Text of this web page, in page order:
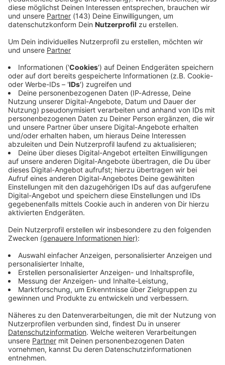
Rock im Park war ein Fest(ival) - und wir freuen uns schon
jetzt auf ein Wiedersehen mit euch im nächsten Jahr!
Alle Infos gibt es auf den jeweiligen Homepages vonRock
im ParkundRock am Ring
Unsere Fotos von einigen Konzerthighlights seht ihr in den
Galerien. Viel Spaß beim Durchklicken!
Nonstop Festival für die Ohren im kostenlosen Stream:
Audiotitel - Live Rock